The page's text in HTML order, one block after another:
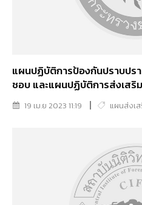
แผนปฏิบัติการป้องกันปราบปร
ชอบ และแผนปฏิบัติการส่งเส
นิติวิทยาศาสตร์ ประจำปีงบปร
19 เม.ย 2023 11:19 แผนส่งเ